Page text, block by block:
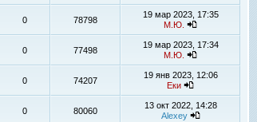
0 78798
19 мар 2023, 17:35
М.Ю.
0 77498
19 мар 2023, 17:34
М.Ю.
0 74207
19 янв 2023, 12:06
Еки
0 80060
13 окт 2022, 14:28
Alexey